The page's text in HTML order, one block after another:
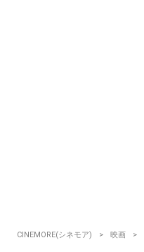
CINEMORE(シネモア) 映画